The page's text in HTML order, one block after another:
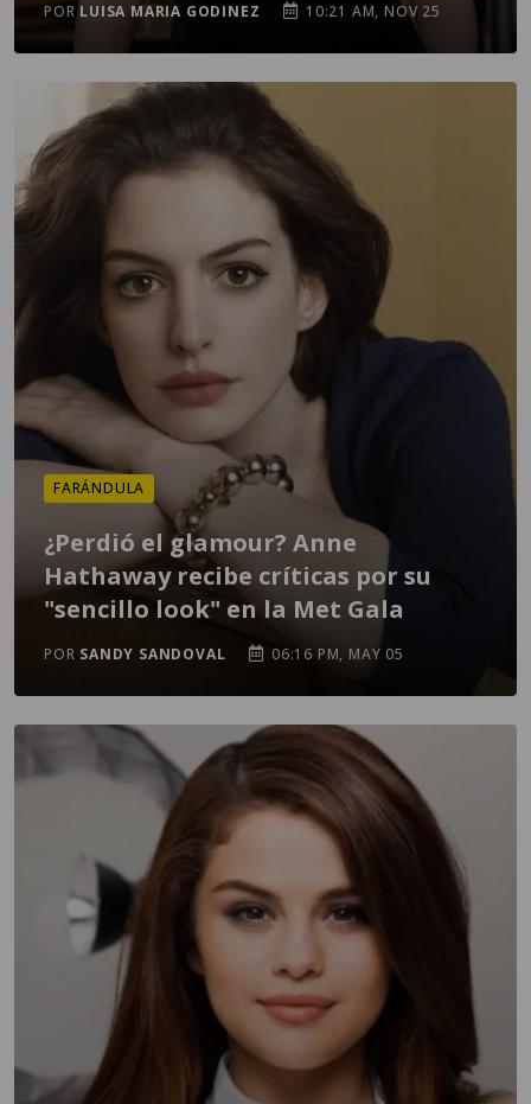
POR LUISA MARIA GODINEZ 10:21 AM, NOV 25
FARÁNDULA
¿Perdió el glamour? Anne
Hathaway recibe críticas por su
"sencillo look" en la Met Gala
POR SANDY SANDOVAL 06:16 PM, MAY 05